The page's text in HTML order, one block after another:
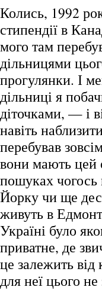
Колись, 1992
стипендії в
мого там
дільницями
прогулянки. І
дільниці я
діточками, — і
навіть
перебував
вони мають цей
пошуках
Йорку чи ще
живуть в
Україні було
приватне, де
це залежить від
для неї цього не